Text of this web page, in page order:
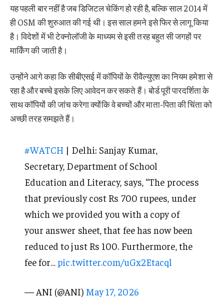
यह पहली बार नहीं है जब डिजिटल चेकिंग हो रही है, बल्कि साल 2014 में
ही OSM की शुरुआत की गई थी। इस साल हमने इसे फिर से लागू किया
है। विदेशों में भी टेक्नोलॉजी के माध्यम से इसी तरह बहुत सी जगहों पर
मार्किंग की जाती है।
उन्होंने आगे कहा कि सीबीएसई में कॉपियों के रीवैल्युएश का नियम हमेशा से
रहा है और बच्चे इसके लिए आवेदन कर सकते हैं। बोर्ड पूरी पारदर्शिता के
साथ कॉपियों की जांच करेगा क्योंकि वे बच्चों और माता-पिता की चिंता को
अच्छी तरह समझते हैं।
#WATCH | Delhi: Sanjay Kumar,
Secretary, Department of School
Education and Literacy, says, “The process
that previously cost Rs 700 rupees, under
which we provided you with a copy of
your answer sheet, that fee has now been
reduced to just Rs 100. Furthermore, the
fee for…pic.twitter.com/uGx2Etacql
— ANI (@ANI) May 17, 2026